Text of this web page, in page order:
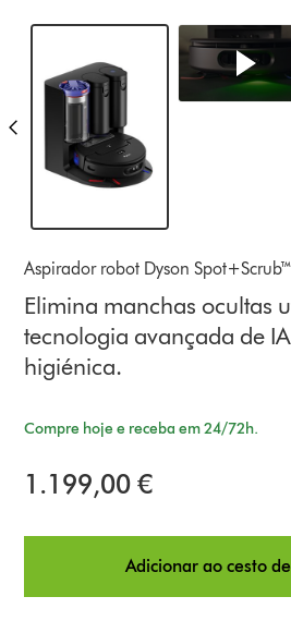
Aspirador robot Dyson
Elimina manchas ocultas
tecnologia avançada de
higiénica.
Compre hoje e receba em 24/72h.
1.199,00 €
Adicionar ao cesto